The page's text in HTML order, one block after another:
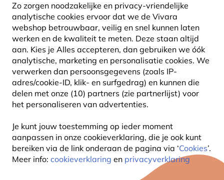
Zo zorgen noodzakelijke en privacy-vriendelijke
analytische cookies ervoor dat we de Vivara
webshop betrouwbaar, veilig en snel kunnen laten
werken en de kwaliteit te meten. Deze staan altijd
aan. Kies je Alles accepteren, dan gebruiken we óók
analytische, marketing en personalisatie cookies. We
verwerken dan persoonsgegevens (zoals IP-
adres/cookie-ID, klik- en surfgedrag) en kunnen die
delen met onze (10) partners (zie partnerlijst) voor
het personaliseren van advertenties.
Je kunt jouw toestemming op ieder moment
aanpassen in onze cookieverklaring, die je ook kunt
bereiken via de link onderaan de pagina via ‘Cookies’.
Meer info: cookieverklaring en privacyverklaring